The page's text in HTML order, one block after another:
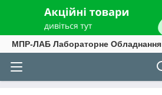
МПР-ЛАБ Лабораторне Обладнання